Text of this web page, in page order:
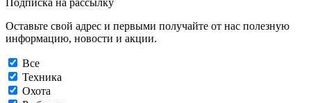
Оставьте свой адрес и первыми получайте от нас полезную
информацию, новости и акции.
Все
Техника
Охота